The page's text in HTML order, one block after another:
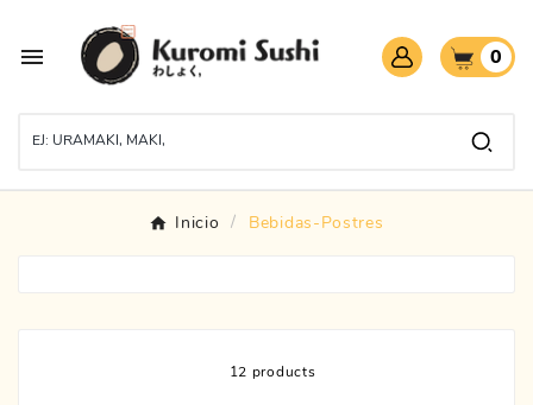
 0
Inicio Bebidas-Postres
12 products